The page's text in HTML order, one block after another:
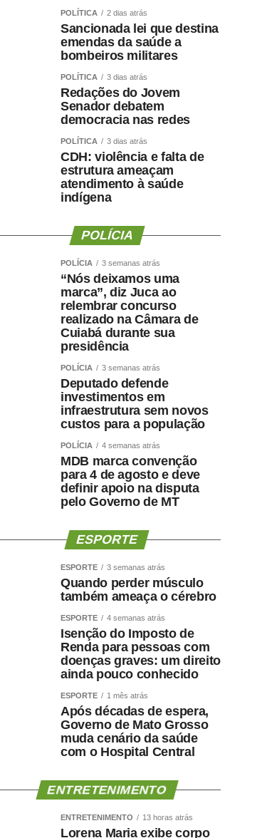
POLÍTICA 2 dias atrás
Sancionada lei que destina
emendas da saúde a
bombeiros militares
POLÍTICA 3 dias atrás
Redações do Jovem
Senador debatem
democracia nas redes
POLÍTICA 3 dias atrás
CDH: violência e falta de
estrutura ameaçam
atendimento à saúde
indígena
POLÍCIA
POLÍCIA 3 semanas atrás
“Nós deixamos uma
marca”, diz Juca ao
relembrar concurso
realizado na Câmara de
Cuiabá durante sua
presidência
POLÍCIA 3 semanas atrás
Deputado defende
investimentos em
infraestrutura sem novos
custos para a população
POLÍCIA 4 semanas atrás
MDB marca convenção
para 4 de agosto e deve
definir apoio na disputa
pelo Governo de MT
ESPORTE
ESPORTE 3 semanas atrás
Quando perder músculo
também ameaça o cérebro
ESPORTE 4 semanas atrás
Isenção do Imposto de
Renda para pessoas com
doenças graves: um direito
ainda pouco conhecido
ESPORTE 1 mês atrás
Após décadas de espera,
Governo de Mato Grosso
muda cenário da saúde
com o Hospital Central
ENTRETENIMENTO
ENTRETENIMENTO 13 horas atrás
Lorena Maria exibe corpo